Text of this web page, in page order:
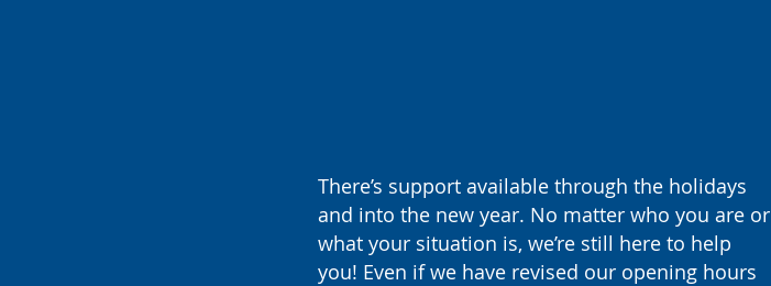
There’s support available through the holidays
and into the new year. No matter who you are or
what your situation is, we’re still here to help
you! Even if we have revised our opening hours